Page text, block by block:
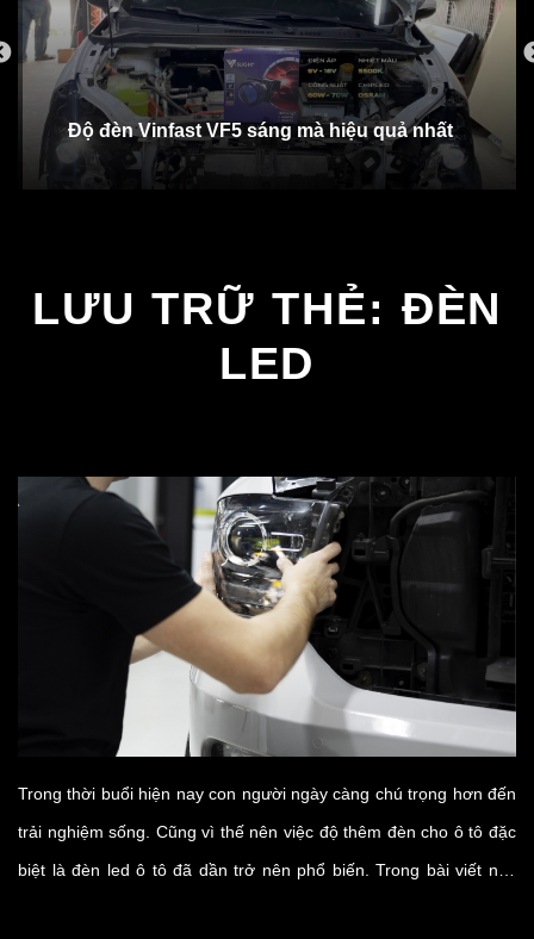
Độ đèn Vinfast VF5 sáng mà hiệu quả nhất
LƯU TRỮ THẺ: ĐÈN
LED
Trong thời buổi hiện nay con người ngày càng chú trọng hơn đến
trải nghiệm sống. Cũng vì thế nên việc độ thêm đèn cho ô tô đặc
biệt là đèn led ô tô đã dần trở nên phổ biến. Trong bài viết này